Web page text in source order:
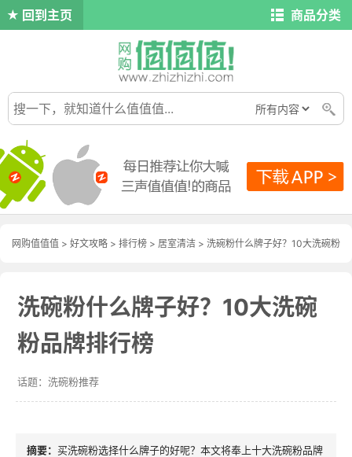
回到主页 商品分类
网购值值值 > 好文攻略 > 排行榜 > 居室清洁 > 洗碗粉什么牌子好？10大洗碗粉
洗碗粉什么牌子好？10大洗碗
粉品牌排行榜
洗碗粉推荐
买洗碗粉选择什么牌子的好呢？本文将奉上十大洗碗粉品牌